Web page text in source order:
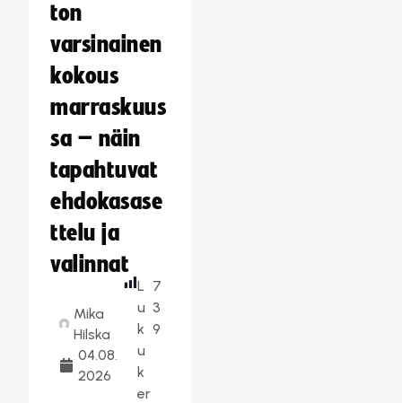
ton
varsinainen
kokous
marraskuus
sa – näin
tapahtuvat
ehdokasase
ttelu ja
valinnat
Mika
Hilska
04.08.
2026
L
u
k
u
k
er
7
3
9